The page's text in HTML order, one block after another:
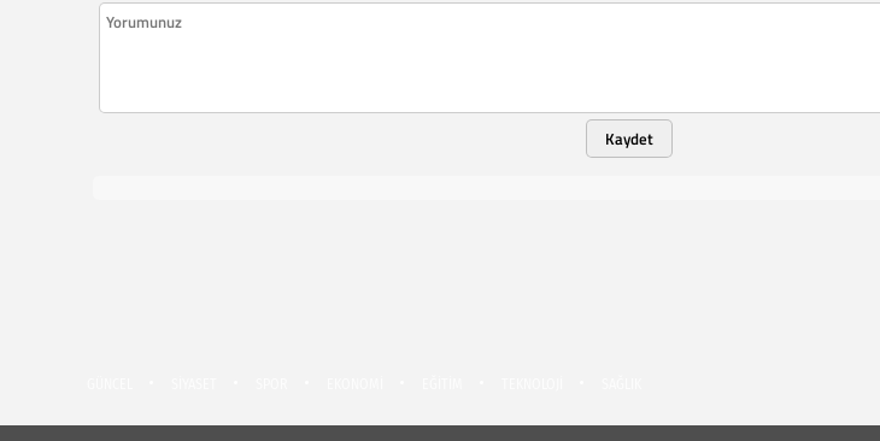
Kaydet